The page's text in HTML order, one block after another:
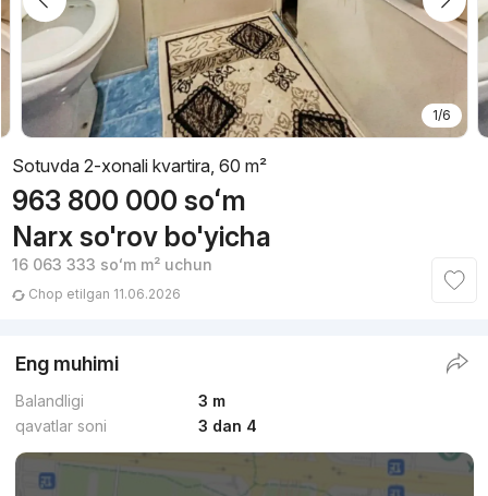
1/6
Sotuvda 2-xonali kvartira, 60 m²
963 800 000 soʻm
Narx so'rov bo'yicha
16 063 333 soʻmm² uchun
Chop etilgan 11.06.2026
Eng muhimi
Balandligi
3 m
qavatlar soni
3 dan 4